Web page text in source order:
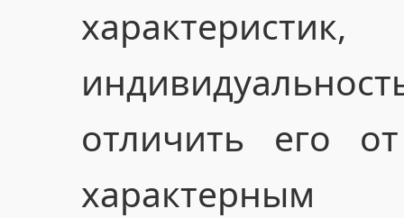
отличить его
характерным